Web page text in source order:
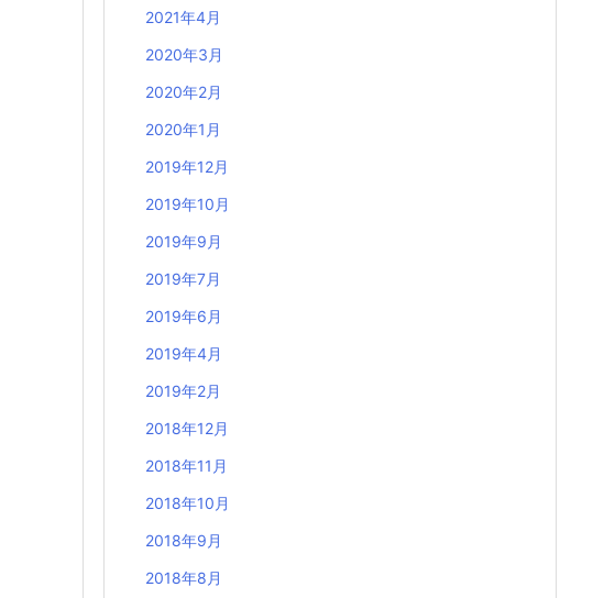
2021年4月
2020年3月
2020年2月
2020年1月
2019年12月
2019年10月
2019年9月
2019年7月
2019年6月
2019年4月
2019年2月
2018年12月
2018年11月
2018年10月
2018年9月
2018年8月